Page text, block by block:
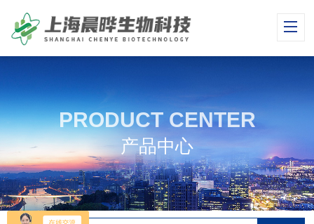
PRODUCT CENTER
产品中心